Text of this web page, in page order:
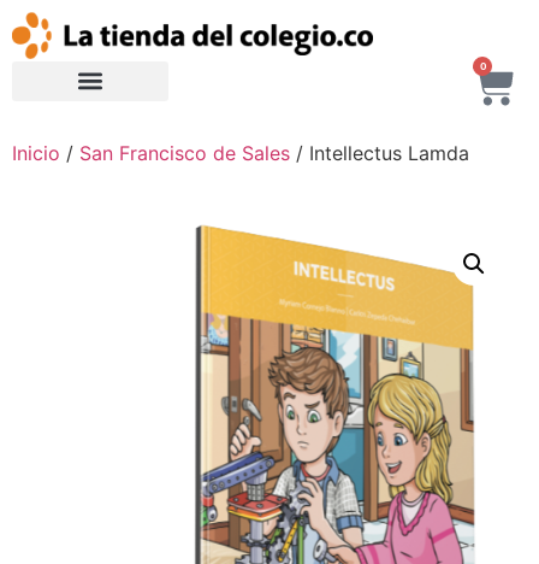
0
Inicio / San Francisco de Sales / Intellectus Lamda